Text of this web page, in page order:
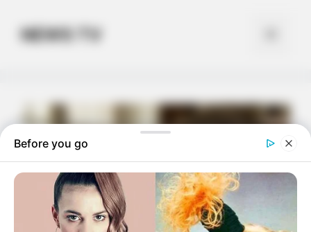
contentNEWS TV
Before you go